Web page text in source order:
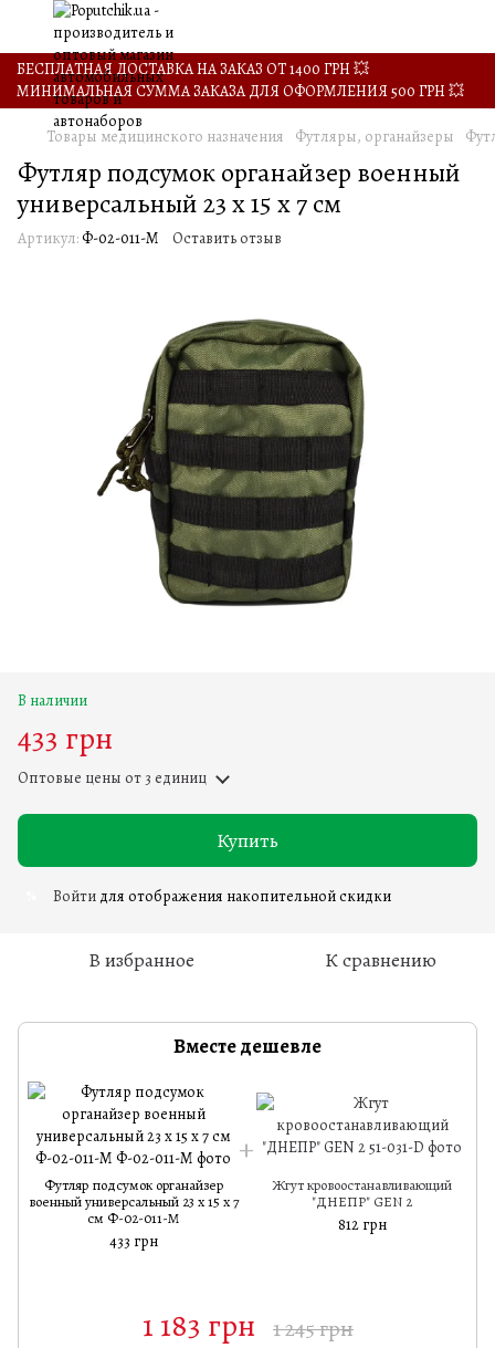
БЕСПЛАТНАЯ ДОСТАВКА НА ЗАКАЗ ОТ 1400 ГРН 💥
МИНИМАЛЬНАЯ СУММА ЗАКАЗА ДЛЯ ОФОРМЛЕНИЯ 500 ГРН 💥
Товары медицинского назначения Футляры, органайзеры
Футляр подсумок органайзер военный
универсальный 23 х 15 х 7 см
Артикул:Ф-02-011-М Оставить отзыв
В наличии
433 грн
Оптовые цены от 3 единиц
Купить
Войти для отображения накопительной скидки
В избранное К сравнению
Вместе дешевле
Футляр подсумок органайзер
военный универсальный 23 х 15 х 7
см Ф-02-011-М
433 грн
Жгут кровоостанавливающий
"ДНЕПР" GEN 2
812 грн
1 183 грн 1 245 грн